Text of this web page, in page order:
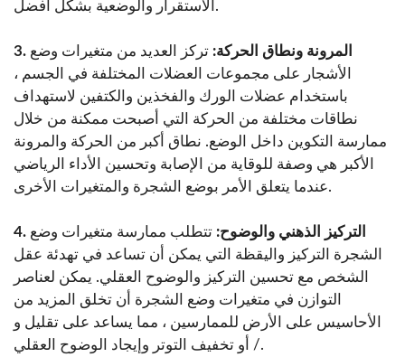
الاستقرار والوضعية بشكل أفضل.
3. المرونة ونطاق الحركة: تركز العديد من متغيرات وضع
الأشجار على مجموعات العضلات المختلفة في الجسم ،
باستخدام عضلات الورك والفخذين والكتفين لاستهداف
نطاقات مختلفة من الحركة التي أصبحت ممكنة من خلال
ممارسة التكوين داخل الوضع. نطاق أكبر من الحركة والمرونة
الأكبر هي وصفة للوقاية من الإصابة وتحسين الأداء الرياضي
عندما يتعلق الأمر بوضع الشجرة والمتغيرات الأخرى.
4. التركيز الذهني والوضوح: تتطلب ممارسة متغيرات وضع
الشجرة التركيز واليقظة التي يمكن أن تساعد في تهدئة عقل
الشخص مع تحسين التركيز والوضوح العقلي. يمكن لعناصر
التوازن في متغيرات وضع الشجرة أن تخلق المزيد من
الأحاسيس على الأرض للممارسين ، مما يساعد على تقليل و
/ أو تخفيف التوتر وإيجاد الوضوح العقلي.